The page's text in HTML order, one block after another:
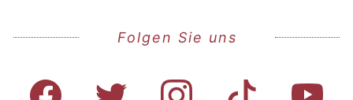
Folgen Sie uns